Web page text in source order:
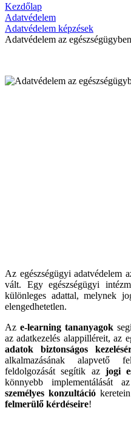
Kezdőlap
Adatvédelem
Adatvédelem képzések
Adatvédelem az egészségügyben
Az egészségügyi adatvédelem
vált. Egy egészségügyi
különleges adattal, melynek
elengedhetetlen.
Az e-learning tananyagok
az adatkezelés alappilléreit, az
adatok biztonságos
alkalmazásának alapvető
feldolgozását segítik az jogi
könnyebb implementálását
személyes konzultáció
felmerülő kérdéseire!